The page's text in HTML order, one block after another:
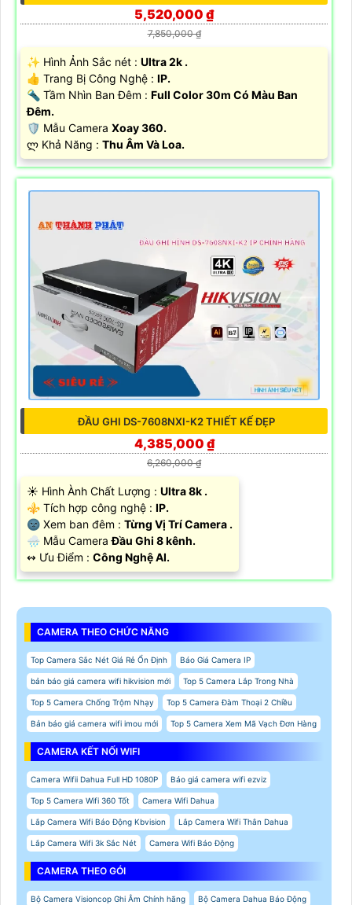
5,520,000 ₫
7,850,000 ₫
✨ Hình Ảnh Sắc nét : Ultra 2k .
👍 Trang Bị Công Nghệ : IP.
🔦 Tầm Nhìn Ban Đêm : Full Color 30m Có Màu Ban
Đêm.
🛡 Mẫu Camera Xoay 360.
️ლ Khả Năng : Thu Âm Và Loa.
ĐẦU GHI DS-7608NXI-K2 THIẾT KẾ ĐẸP
4,385,000 ₫
6,260,000 ₫
☀️ Hình Ành Chất Lượng : Ultra 8k .
⚜️ Tích hợp công nghệ : IP.
🌚 Xem ban đêm : Từng Vị Trí Camera .
🌧️ Mẫu CameraĐầu Ghi 8 kênh.
️↭ Ưu Điểm : Công Nghệ AI.
CAMERA THEO CHỨC NĂNG
Top Camera Sắc Nét Giá Rẻ Ổn Định Báo Giá Camera IP
bản báo giá camera wifi hikvision mới Top 5 Camera Lắp Trong Nhà
Top 5 Camera Chống Trộm Nhạy Top 5 Camera Đàm Thoại 2 Chiều
Bản báo giá camera wifi imou mới Top 5 Camera Xem Mã Vạch Đơn Hàng
CAMERA KẾT NỐI WIFI
Camera Wifii Dahua Full HD 1080P Báo giá camera wifi ezviz
Top 5 Camera Wifi 360 Tốt Camera Wifi Dahua
Lắp Camera Wifi Báo Động Kbvision Lắp Camera Wifi Thân Dahua
Lắp Camera Wifi 3k Sắc Nét Camera Wifi Báo Động
CAMERA THEO GÓI
Bộ Camera Visioncop Ghi Âm Chính hãng Bộ Camera Dahua Báo Động